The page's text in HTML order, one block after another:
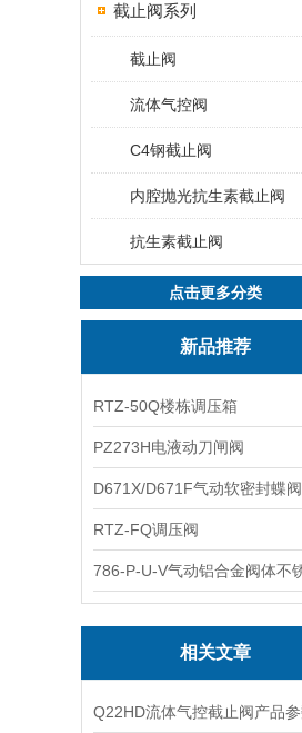
截止阀系列
截止阀
流体气控阀
C4钢截止阀
内腔抛光抗生素截止阀
抗生素截止阀
点击更多分类
新品推荐
RTZ-50Q楼栋调压箱
PZ273H电液动刀闸阀
D671X/D671F气动软密封蝶阀
RTZ-FQ调压阀
相关文章